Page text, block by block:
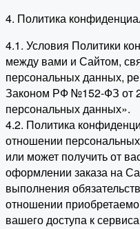
4. Политика
4.1. Условия Политики
между вами и Сайтом,
персональных данных,
Законом РФ №152-ФЗ от
персональных данных».
4.2. Политика
отношении
или может получить от
оформлении заказа на
выполнения
отношении
вашего доступа к